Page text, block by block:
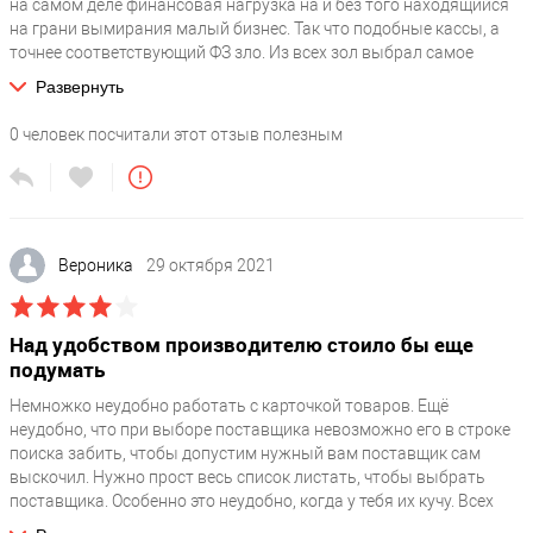
Тип юридического лица ?
Фискальный накопитель
Соответствие 54ФЗ
Да
Это комплект
Да
Отображать на странице Автоматизация Бизнеса под Ключ
N
Производитель
АТОЛ
на самом деле финансовая нагрузка на и без того находящийся
на грани вымирания малый бизнес. Так что подобные кассы, а
точнее соответствующий ФЗ зло. Из всех зол выбрал самое
маркетинговым возможностям ТОП. Подключал сам, все
работает, проблем нет. Но надо еще фискальный накопитель
будет, и у других производителей то же самое все, я ведь все
посмотрел когда выбирал.
Развернуть
0 человек посчитали этот отзыв полезным
Вероника 29 октября 2021
Над удобством производителю стоило бы еще
подумать
Немножко неудобно работать с карточкой товаров. Ещё
неудобно, что при выборе поставщика невозможно его в строке
поиска забить, чтобы допустим нужный вам поставщик сам
выскочил. Нужно прост весь список листать, чтобы выбрать
поставщика. Особенно это неудобно, когда у тебя их кучу. Всех